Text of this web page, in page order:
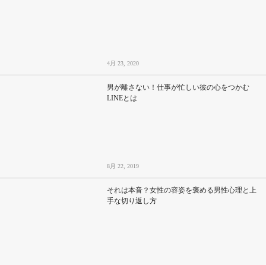
4月 23, 2020
男が離さない！仕事が忙しい彼の心をつかむ
LINEとは
8月 22, 2019
それは本音？女性の容姿を褒める男性心理と上
手な切り返し方